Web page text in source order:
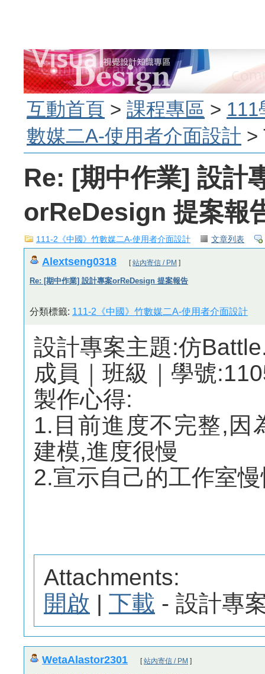
互動首頁 > 課程專區 > 111
數媒二A-使用者介面設計 >
Re: [期中作業] 設計
orReDesign 提案報
111-2《中國》竹數媒二A-使用者介面設計 文章列表
Alextseng0318 [站內寄信 / PM ]
Re: [期中作業] 設計專案orReDesign 提案報告
分類標籤: 111-2《中國》竹數媒二A-使用者介面設計
設計專案主題:仿
成員｜班級｜學號
製作心得:
1.目前進度不完整,因
建模,進度很慢
2.宣示自己的工作室
Attachments:
開啟 | 下載 - 設計專
WetaAlastor2301 [站內寄信 / PM ]